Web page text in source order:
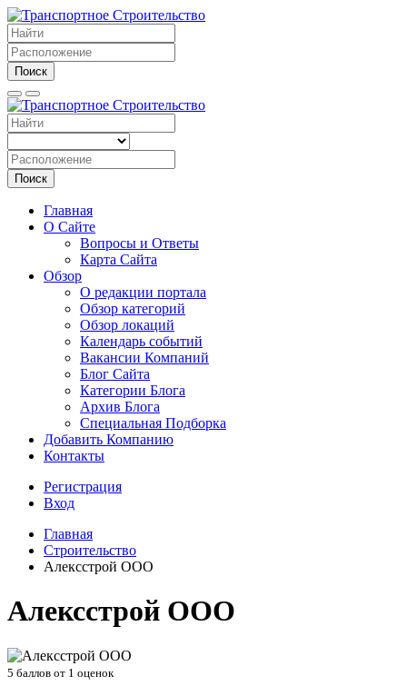
Поиск
Поиск
Главная
О Сайте
Вопросы и Ответы
Карта Сайта
Обзор
О редакции портала
Обзор категорий
Обзор локаций
Календарь событий
Вакансии Компаний
Блог Сайта
Категории Блога
Архив Блога
Специальная Подборка
Добавить Компанию
Контакты
Регистрация
Вход
Главная
Строительство
Алексстрой ООО
Алексстрой ООО
5 баллов от 1 оценок